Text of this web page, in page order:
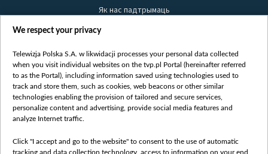
Як нас падтрымаць
Правілы выкарыстання матэрыялаў
Бяспека
Youtube
Белсат news
Белсат Shorts
Жэстачайшы мульт
We respect your privacy
Telewizja Polska S.A. w likwidacji processes your personal data collected
when you visit individual websites on the tvp.pl Portal (hereinafter referred
to as the Portal), including information saved using technologies used to
track and store them, such as cookies, web beacons or other similar
technologies enabling the provision of tailored and secure services,
personalize content and advertising, provide social media features and
analyze Internet traffic.
Click "I accept and go to the website" to consent to the use of automatic
tracking and data collection technology, access to information on your end